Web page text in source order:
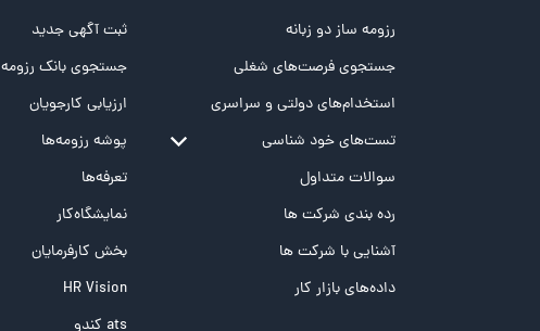
رزومه ساز دو زبانه
جستجوی فرصت‌های شغلی
استخدام‌های دولتی و سراسری
تست‌های خود شناسی
تست MBTI
تست تیپ سنجی شغلی Holland
تست NEO
تست هوش های چندگانه
سوالات متداول
رده بندی شرکت ها
آشنایی با شرکت ها
داده‌های بازار کار
ثبت آگهی جدید
جستجوی بانک رزومه
ارزیابی کارجویان
پوشه‌‌ رزومه‌ها
تعرفه‌ها
نمایشگاه‌کار
بخش کارفرمایان
HR Vision
ats کندو